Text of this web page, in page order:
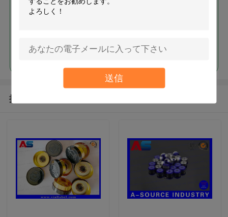
送信
続行
推薦されたプロダクト